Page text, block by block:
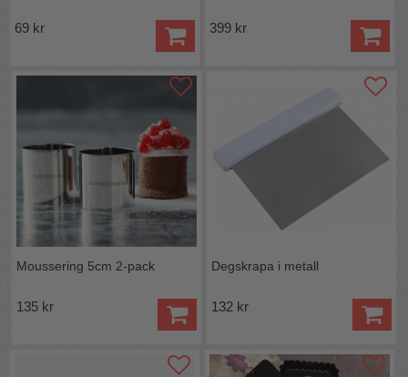
69 kr 399 kr
Moussering 5cm 2-pack
135 kr
Degskrapa i metall
132 kr